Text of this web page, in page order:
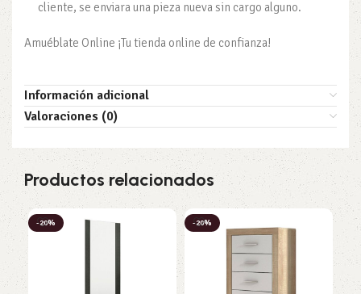
cliente, se enviara una pieza nueva sin cargo alguno.
Amuéblate Online ¡Tu tienda online de confianza!
Información adicional
Valoraciones (0)
Productos relacionados
-20% -20%